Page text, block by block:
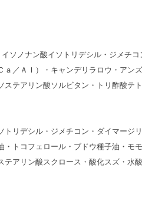
ソノナン酸イソトリデシル・ジメチ
ａ／Ａｌ）・キャンデリラロウ・ア
ステアリン酸ソルビタン・トリ酢酸
トリデシル・ジメチコン・ダイマー
・トコフェロール・ブドウ種子油・
テアリン酸スクロース・酸化スズ・